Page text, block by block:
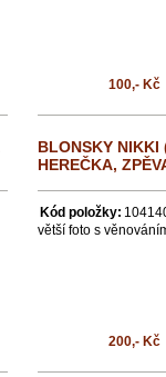
100,- Kč
BLONSKY NIKKI
HEREČKA,
Kód položky:
větší foto s
200,- Kč